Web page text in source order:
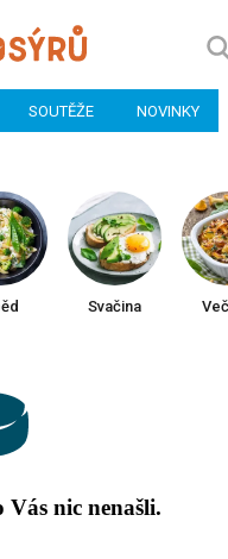
SOUTĚŽE NOVINKY
Svačina
Vás nic nenašli.